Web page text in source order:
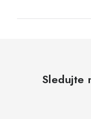
Sledujte